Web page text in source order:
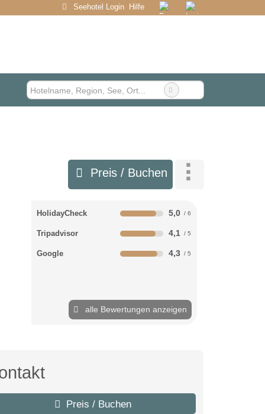
Seehotel Login Hilfe
Preis / Buchen
HolidayCheck 5,0
Tripadvisor 4,1
Google 4,3
alle Bewertungen anzeigen
Preis / Buchen